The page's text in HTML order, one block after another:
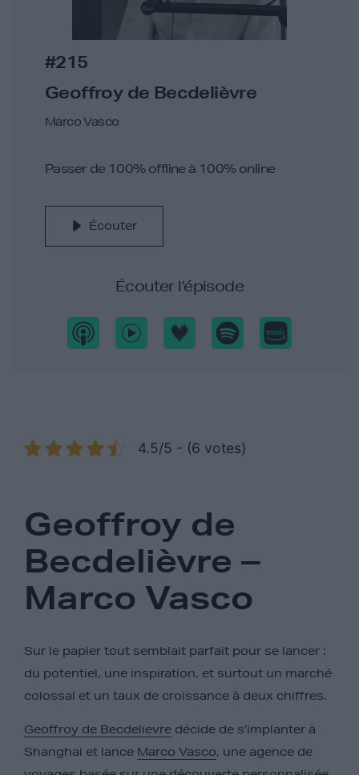
#215
Geoffroy de Becdelièvre
Marco Vasco
Passer de 100% offline à 100% online
Écouter
Écouter l’épisode
4.5/5 - (6 votes)
Geoffroy de
Becdelièvre –
Marco Vasco
Sur le papier tout semblait parfait pour se lancer :
du potentiel, une inspiration, et surtout un marché
colossal et un taux de croissance à deux chiffres.
Geoffroy de Becdelievre décide de s’implanter à
Shanghai et lance Marco Vasco, une agence de